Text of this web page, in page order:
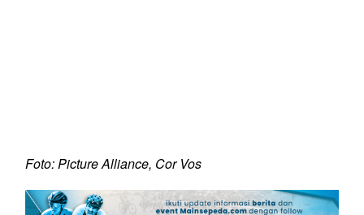
Foto: Picture Alliance, Cor Vos